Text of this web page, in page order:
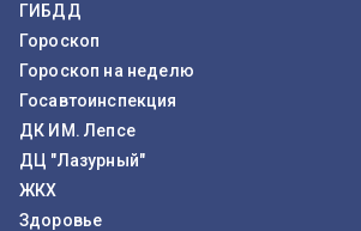
ГИБДД
Гороскоп
Гороскоп на неделю
Госавтоинспекция
ДК ИМ. Лепсе
ДЦ "Лазурный"
ЖКХ
Здоровье